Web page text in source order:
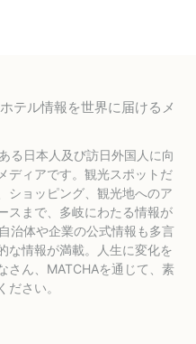
テル情報を世界に届けるメ
る日本人及び訪日外国人に向
ディアです。観光スポットだ
ショッピング、観光地へのア
スまで、多岐にわたる情報が
治体や企業の公式情報も多言
な情報が満載。人生に変化を
さん、MATCHAを通じて、素
さい。